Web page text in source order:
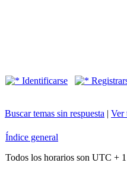
Identificarse
Buscar temas sin respuesta | Ver
Índice general
Todos los horarios son UTC +